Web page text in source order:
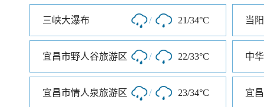
三峡大瀑布 / 21/34°C 当
宜昌市野人谷旅游区 / 22/33°C 中
宜昌市情人泉旅游区 / 23/34°C 宜